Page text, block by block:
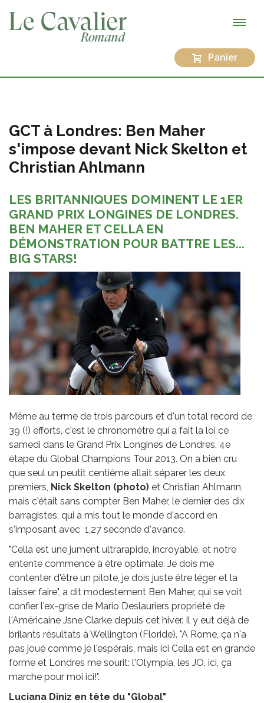
Panier
GCT à Londres: Ben Maher
s'impose devant Nick Skelton et
Christian Ahlmann
LES BRITANNIQUES DOMINENT LE 1ER
GRAND PRIX LONGINES DE LONDRES.
BEN MAHER ET CELLA EN
DÉMONSTRATION POUR BATTRE LES...
BIG STARS!
Même au terme de trois parcours et d'un total record de
39 (!) efforts, c'est le chronomètre qui a fait la loi ce
samedi dans le Grand Prix Longines de Londres, 4e
étape du Global Champions Tour 2013. On a bien cru
que seul un peutit centième allait séparer les deux
premiers, Nick Skelton (photo) et Christian Ahlmann,
mais c'était sans compter Ben Maher, le dernier des dix
barragistes, qui a mis tout le monde d'accord en
s'imposant avec 1,27 seconde d'avance.
"Cella est une jument ultrarapide, incroyable, et notre
entente commence à être optimale. Je dois me
contenter d'être un pilote, je dois juste être léger et la
laisser faire", a dit modestement Ben Maher, qui se voit
confier l'ex-grise de Mario Deslauriers propriété de
l'Américaine Jsne Clarke depuis cet hiver. Il y eut déjà de
brilants résultats à Wellington (Floride). "A Rome, ça n'a
pas joué comme je l'espérais, mais ici Cella est en grande
forme et Londres me sourit: l'Olympia, les JO, ici, ça
marche pour moi ici!".
Luciana Diniz en tête du "Global"